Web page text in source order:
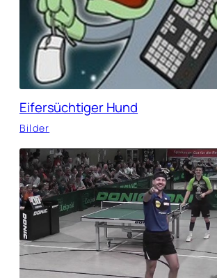
Eifersüchtiger Hund
Bilder